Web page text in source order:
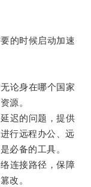
的时候启动加速
论身在哪个国家
源。
迟的问题，提供
行远程办公、远
必备的工具。
连接路径，保障
改。